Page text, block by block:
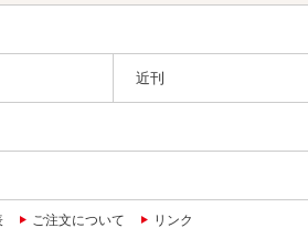
近刊
ご注文について リンク